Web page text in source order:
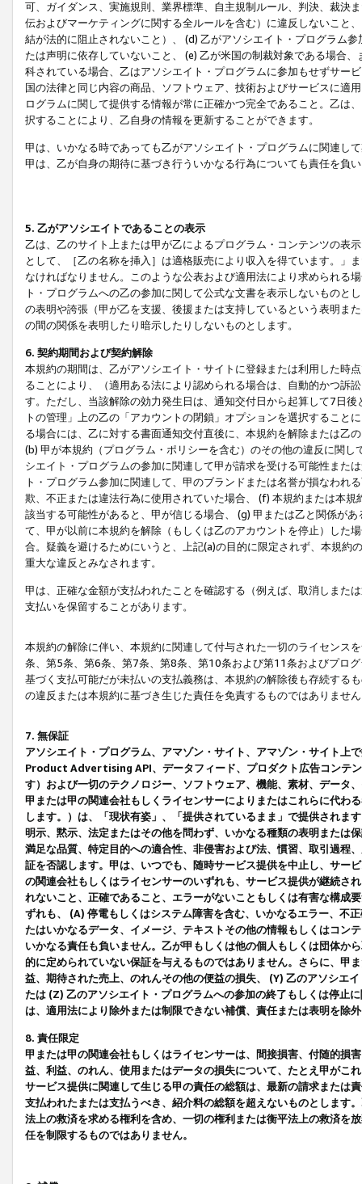
可、ガイダンス、実施規則、業界標準、自主規制ルール、判決、裁決
伝およびマーケティングに関する全ルールを含む）に違反しないこと
結が法的に阻止されないこと）、 (d) 乙がアソシエイト・プログラム
たは声明に依存していないこと、 (e) 乙が米国の制裁対象である場合
科されている場合、乙はアソシエイト・プログラムに参加もせずサー
国の法律と同じ内容の商品、ソフトウェア、技術およびサービスに適
ログラムに関して提供する情報が常に正確かつ完全であること。乙は
択することにより、乙自身の情報を更新することができます。
甲は、いかなる時であっても乙がアソシエイト・プログラムに関連し
甲は、乙が自身の期待に基づき行ういかなる行為についても責任を負
5. 乙がアソシエイトであることの表示
乙は、乙のサイト上または甲が乙によるプログラム・コンテンツの表
として、［乙の名称を挿入］は適格販売により収入を得ています。」
なければなりません。このような公表および適用法により求められる
ト・プログラムへの乙の参加に関して公式な文書を表示しないもの
の表明や誇張（甲が乙を支援、後援または支持しているという表明ま
の間の関係を表明したり暗示したりしないものとします。
6. 契約期間および契約解除
本規約の期間は、乙がアソシエイト・サイトに登録または利用した時
ることにより、（適用ある法により認められる場合は、自動的かつ訴
す。ただし、当該解除の効力発生日は、通知交付日から起算して7日
トの管理」上の乙の「アカウントの閉鎖」オプションを選択するこ
る場合には、乙に対する書面通知交付直後に、本規約を解除または乙
(b) 甲が本規約（プログラム・ポリシーを含む）のその他の違反に関
シエイト・プログラムの参加に関連して甲が請求を受ける可能性また
ト・プログラム参加に関連して、甲のブランドまたは名誉が損なわれ
欺、不正または違法行為に使用されていた場合、 (f) 本規約または本
該当する可能性があると、甲が信じる場合、 (g) 甲または乙と関係が
て、甲が以前に本規約を解除（もしくは乙のアカウントを停止）した
合。疑義を避けるためにいうと、上記(a)の目的に限定されず、本規
重大な違反とみなされます。
甲は、正確な金額が支払われたことを確認する（例えば、取消しまた
支払いを保留することがあります。
本規約の解除に伴い、本規約に関連して付与された一切のライセンス
条、第5条、第6条、第7条、第8条、第10条および第11条およびプロ
基づく支払可能だが未払いの支払義務は、本規約の解除後も存続する
の違反または本規約に基づき生じた責任を免責するものではありませ
7. 無保証
アソシエイト・プログラム、アマゾン・サイト、アマゾン・サイト上
Product Advertising API、データフィード、プロダクト広告コンテ
す）および一切のテクノロジー、ソフトウェア、機能、素材、データ
甲または甲の関連会社もしくライセンサーによりまたはこれらに代わ
します。）は、「現状有姿」、「提供されているまま」で提供されま
明示、黙示、法定またはその他を問わず、いかなる種類の表明または
満足な品質、特定目的への適合性、非侵害および法、慣習、取引過程
証を否認します。甲は、いつでも、随時サービス提供を中止し、サー
の関連会社もしくはライセンサーのいずれも、サービス提供が継続さ
れないこと、正確であること、エラーがないこともしくは有害な構成
ずれも、 (A) 停電もしくはシステム障害を含む、いかなるエラー、不
たはいかなるデータ、イメージ、テキストその他の情報もしくはコン
いかなる責任も負いません。乙が甲もしくは他の個人もしくは団体か
的に定められていない保証を与えるものではありません。さらに、甲
益、期待された売上、のれんその他の便益の損失、 (Y) 乙のアソシエ
たは (Z) 乙のアソシエイト・プログラムへの参加の終了もしくは停止
は、適用法により除外または制限できない補償、責任または表明を除
8. 責任限定
甲または甲の関連会社もしくはライセンサーは、間接損害、付随的損
益、利益、のれん、使用またはデータの損失について、たとえ甲がこ
サービス提供に関連して生じる甲の責任の総額は、最新の請求または
支払われたまたは支払うべき、紹介料の総額を超えないものとします
法上の救済を求める権利を含め、一切の権利または衡平法上の救済を
任を制限するものではありません。